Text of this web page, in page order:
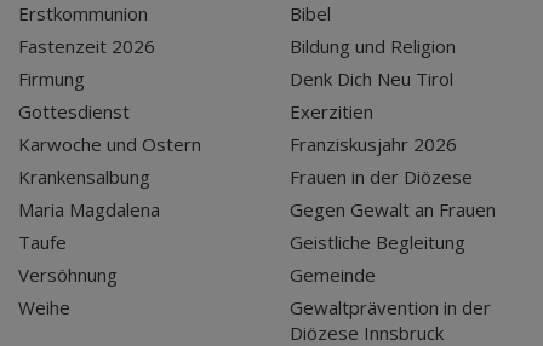
Erstkommunion
Fastenzeit 2026
Firmung
Gottesdienst
Karwoche und Ostern
Krankensalbung
Maria Magdalena
Taufe
Versöhnung
Weihe
Bibel
Bildung und Religion
Denk Dich Neu Tirol
Exerzitien
Franziskusjahr 2026
Frauen in der Diözese
Gegen Gewalt an Frauen
Geistliche Begleitung
Gemeinde
Gewaltprävention in der
Diözese Innsbruck